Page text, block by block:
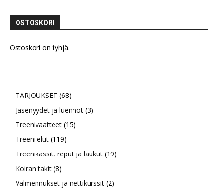
OSTOSKORI
Ostoskori on tyhjä.
TARJOUKSET 6868
tuotetta
Jäsenyydet ja luennot 33
Treenivaatteet 1515
Treenilelut 119119
tuotetta
Treenikassit, reput ja laukut 1919
Koiran takit 88
tuotetta
Valmennukset ja nettikurssit 22